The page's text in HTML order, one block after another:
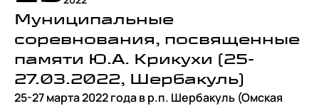
Муниципальные
соревнования, посвященные
памяти Ю.А. Крикухи (25-
27.03.2022, Шербакуль)
25-27 марта 2022 года в р.п. Шербакуль (Омская